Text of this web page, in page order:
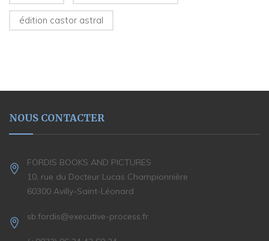
édition castor astral
NOUS CONTACTER
FORDIS BOOKS AND PICTURES
10, rue du Docteur Lucas Championnière
60300 Avilly-Saint-Léonard
sb.fordis@executive-process.fr